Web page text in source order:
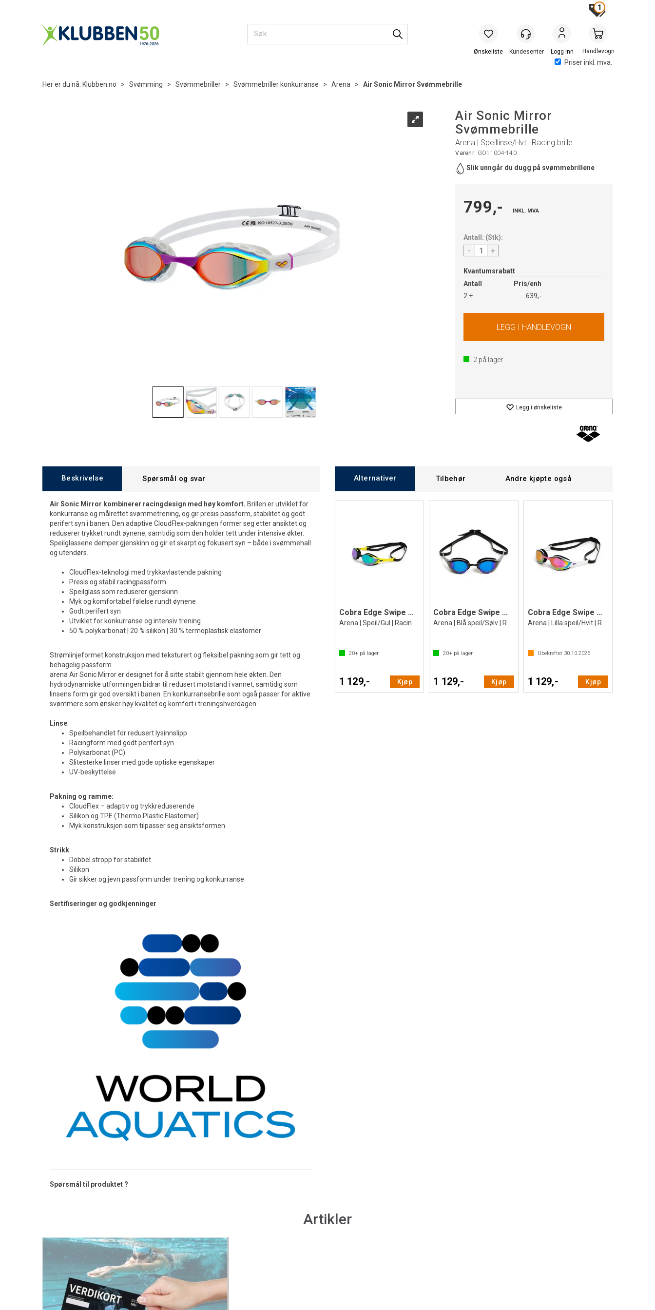
Priser inkl. mva.
Logg inn Handlevogn
1
Her er du nå: Klubben.no > Svømming > Svømmebriller > Svømmebriller konkurranse > Arena > Air Sonic Mirror Svømmebrille
Air Sonic Mirror
Svømmebrille
Arena | Speillinse/Hvt | Racing brille
Varenr: GO11004-140
Slik unngår du dugg på svømmebrillene
799,- INKL. MVA
Antall: (Stk):
- +
Kvantumsrabatt
Antall
Pris/enh
2 +
639,-
2 på lager
Legg i ønskeliste
Beskrivelse Spørsmål og svar
Air Sonic Mirror kombinerer racingdesign med høy komfort. Brillen er utviklet for
konkurranse og målrettet svømmetrening, og gir presis passform, stabilitet og godt
perifert syn i banen. Den adaptive CloudFlex-pakningen former seg etter ansiktet og
reduserer trykket rundt øynene, samtidig som den holder tett under intensive økter.
Speilglassene demper gjenskinn og gir et skarpt og fokusert syn – både i svømmehall
og utendørs.
CloudFlex-teknologi med trykkavlastende pakning
Presis og stabil racingpassform
Speilglass som reduserer gjenskinn
Myk og komfortabel følelse rundt øynene
Godt perifert syn
Utviklet for konkurranse og intensiv trening
50 % polykarbonat | 20 % silikon | 30 % termoplastisk elastomer
Strømlinjeformet konstruksjon med teksturert og fleksibel pakning som gir tett og
behagelig passform.
arena Air Sonic Mirror er designet for å sitte stabilt gjennom hele økten. Den
hydrodynamiske utformingen bidrar til redusert motstand i vannet, samtidig som
linsens form gir god oversikt i banen. En konkurransebrille som også passer for aktive
svømmere som ønsker høy kvalitet og komfort i treningshverdagen.
Linse:
Speilbehandlet for redusert lysinnslipp
Racingform med godt perifert syn
Polykarbonat (PC)
Slitesterke linser med gode optiske egenskaper
UV-beskyttelse
Pakning og ramme:
CloudFlex – adaptiv og trykkreduserende
Silikon og TPE (Thermo Plastic Elastomer)
Myk konstruksjon som tilpasser seg ansiktsformen
Strikk:
Dobbel stropp for stabilitet
Silikon
Gir sikker og jevn passform under trening og konkurranse
Sertifiseringer og godkjenninger
Spørsmål til produktet ?
Alternativer Tilbehør Andre kjøpte også
Cobra Edge Swipe Mirror Svømmebrille
20+ på lager
1 129,- Kjøp
Cobra Edge Swipe Mirror Svømmebrille
20+ på lager
1 129,- Kjøp
Cobra Edge Swipe Mirror Svømmebrille
Ubekreftet 30.10.2026
1 129,- Kjøp
Artikler